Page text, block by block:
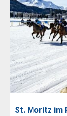
St. Moritz im